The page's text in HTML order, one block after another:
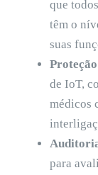
que
têm o
suas
de IoT,
médicos
para